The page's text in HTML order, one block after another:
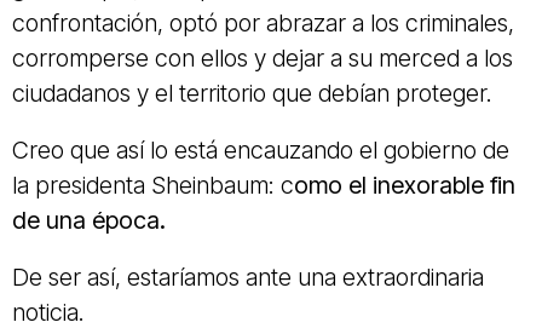
confrontación, optó por abrazar a los criminales,
corromperse con ellos y dejar a su merced a los
ciudadanos y el territorio que debían proteger.
Creo que así lo está encauzando el gobierno de
la presidenta Sheinbaum: como el inexorable fin
de una época.
De ser así, estaríamos ante una extraordinaria
noticia.